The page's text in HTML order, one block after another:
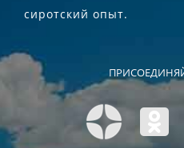
сиротский опыт.